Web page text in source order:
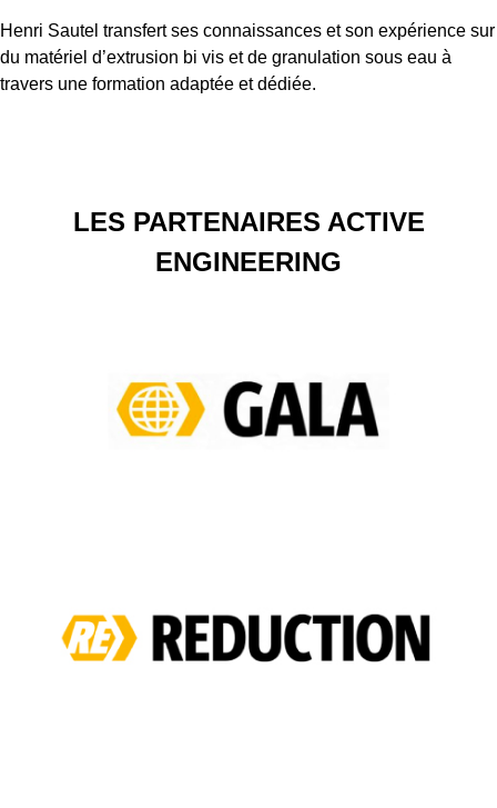
Henri Sautel transfert ses connaissances et son expérience sur
du matériel d’extrusion bi vis et de granulation sous eau à
travers une formation adaptée et dédiée.
LES PARTENAIRES ACTIVE
ENGINEERING